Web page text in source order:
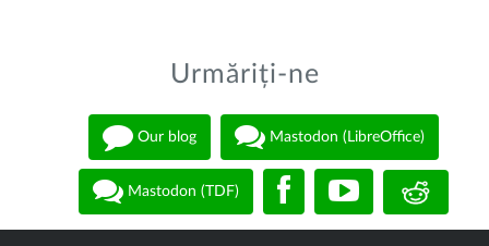
Urmăriți-ne
Our blog Mastodon (LibreOffice)
Mastodon (TDF)